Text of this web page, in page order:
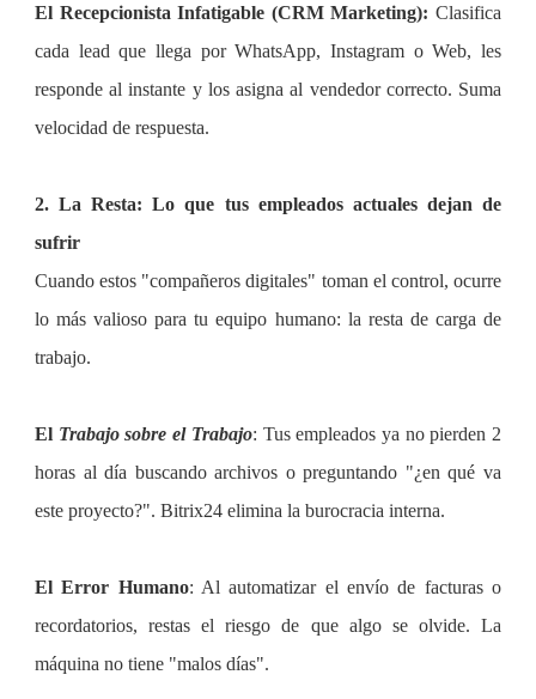
El Recepcionista Infatigable (CRM Marketing): Clasifica
cada lead que llega por WhatsApp, Instagram o Web, les
responde al instante y los asigna al vendedor correcto. Suma
velocidad de respuesta.
2. La Resta: Lo que tus empleados actuales dejan de
sufrir
Cuando estos "compañeros digitales" toman el control, ocurre
lo más valioso para tu equipo humano: la resta de carga de
trabajo.
El Trabajo sobre el Trabajo: Tus empleados ya no pierden 2
horas al día buscando archivos o preguntando "¿en qué va
este proyecto?". Bitrix24 elimina la burocracia interna.
El Error Humano: Al automatizar el envío de facturas o
recordatorios, restas el riesgo de que algo se olvide. La
máquina no tiene "malos días".